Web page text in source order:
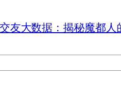
友大数据：揭秘魔都人